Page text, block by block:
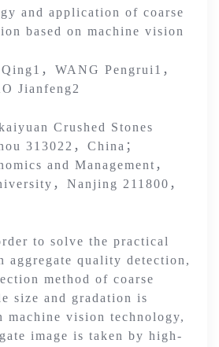
and application of coarse
based on machine vision
，WANG Pengrui1，
Jianfeng2
Crushed Stones
313022，China；
and Management，
，Nanjing 211800，
to solve the practical
aggregate quality detection,
method of coarse
size and gradation is
machine vision technology,
image is taken by high-